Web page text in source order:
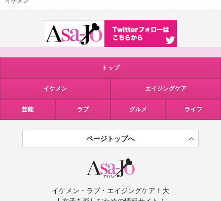
トップ
イケメン エイジングケア
芸能 ラブ グルメ ライフ
ページトップへ
イケメン・ラブ・エイジングケア！大